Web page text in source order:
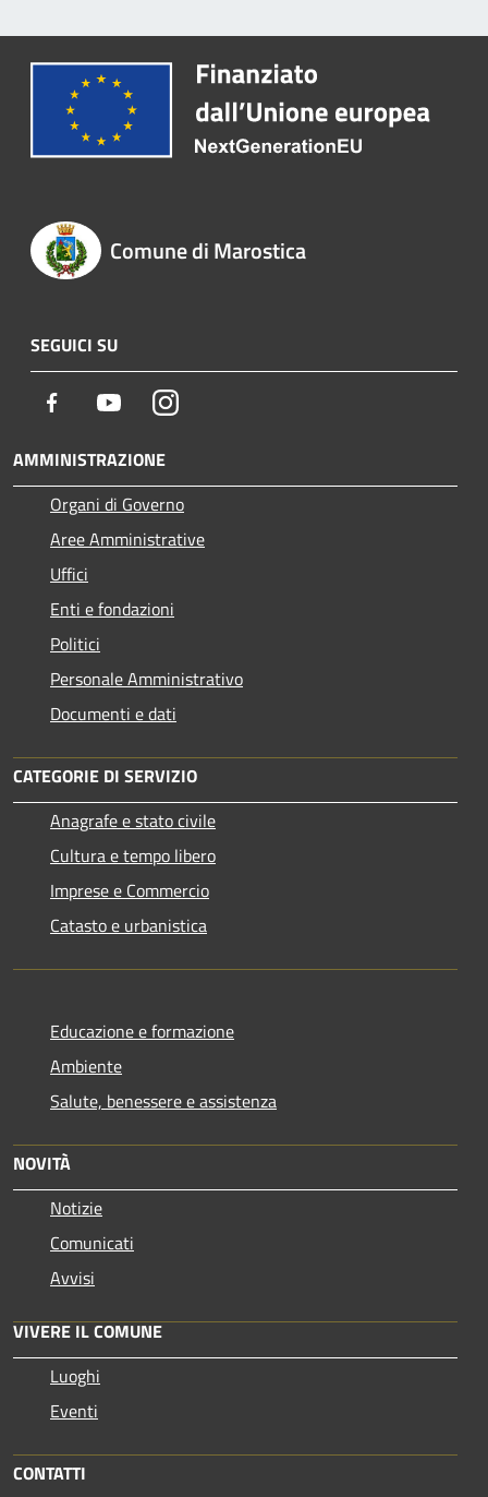
Comune di Marostica
SEGUICI SU
Facebook YoutubeInstagram
AMMINISTRAZIONE
Organi di Governo
Aree Amministrative
Uffici
Enti e fondazioni
Politici
Personale Amministrativo
Documenti e dati
CATEGORIE DI SERVIZIO
Anagrafe e stato civile
Cultura e tempo libero
Imprese e Commercio
Catasto e urbanistica
Educazione e formazione
Ambiente
Salute, benessere e assistenza
NOVITÀ
Notizie
Comunicati
Avvisi
VIVERE IL COMUNE
Luoghi
Eventi
CONTATTI